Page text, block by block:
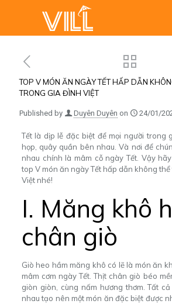
TOP V MÓN ĂN NGÀY TẾT HẤP DẪN
TRONG GIA ĐÌNH VIỆT
Published by Duyên Duyên on 24/01/
Tết là dịp lễ đặc biệt để mọi người trong
họp, quây quần bên nhau. Và nơi để
nhau chính là mâm cỗ ngày Tết. Vậy
top V món ăn ngày Tết hấp dẫn không
Việt nhé!
I. Măng khô
chân giò
Giò heo hầm măng khô có lẽ là món ăn
mâm cơm ngày Tết. Thịt chân giò béo
giòn giòn, cùng nấm hương thơm. Tất
nhau tạo nên một món ăn đặc biệt được